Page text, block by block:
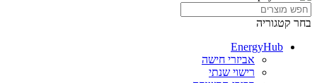
בחר קטגוריה
EnergyHub
אביזרי חישה
רישוי שנתי